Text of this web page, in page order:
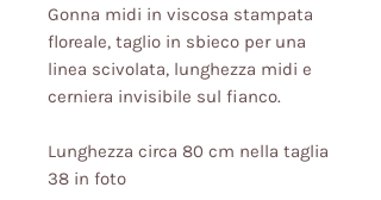
Gonna midi in viscosa stampata
floreale, taglio in sbieco per una
linea scivolata, lunghezza midi e
cerniera invisibile sul fianco.
Lunghezza circa 80 cm nella taglia
38 in foto